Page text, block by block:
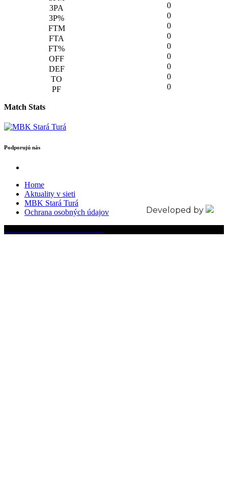
0
0
0
0
0
0
0
0
0
Match Stats
Podporujú nás
Home
Aktuality v sieti
MBK Stará Turá
Ochrana osobných údajov
Developed by